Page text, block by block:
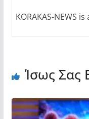
KORAKAS-NEWS
Ίσως Σας